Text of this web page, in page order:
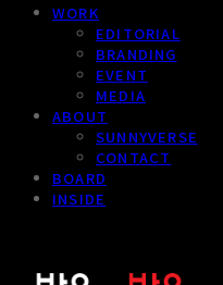
WORK
EDITORIAL
BRANDING
EVENT
MEDIA
ABOUT
SUNNYVERSE
CONTACT
BOARD
INSIDE